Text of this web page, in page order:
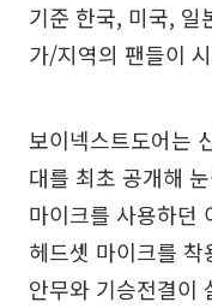
기준 한국, 미국, 일
가/지역의 팬들이
보이넥스트도어는
대를 최초 공개해
마이크를 사용하던
헤드셋 마이크를
안무와 기승전결이